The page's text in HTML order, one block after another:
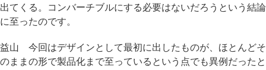
出てくる。コンバーチブルにする必要はないだろうという結論
に至ったのです。
益山 今回はデザインとして最初に出したものが、ほとんどそ
のままの形で製品化まで至っているという点でも異例だったと